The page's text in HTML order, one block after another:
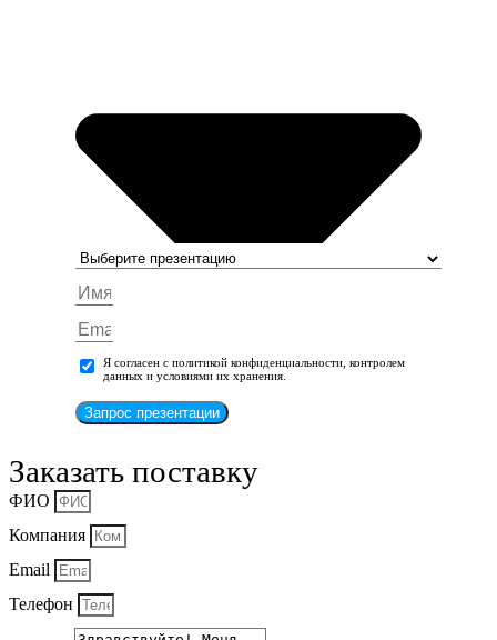
Я согласен с политикой конфиденциальности, контролем
данных и условиями их хранения.
Запрос презентации
Заказать поставку
ФИО
Компания
Email
Телефон